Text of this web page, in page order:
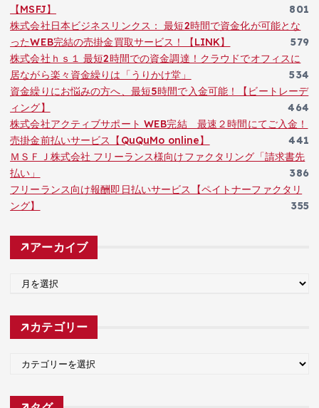
【MSFJ】
801
株式会社日本ビジネスリンクス： 最短2時間で資金化が可能とな
ったWEB完結の売掛金買取サービス！【LINK】
579
株式会社ｈｓ１ 最短2時間での資金調達！クラウドでオフィスに
居ながら楽々資金繰りは「うりかけ堂」
534
資金繰りにお悩みの方へ、最短5時間で入金可能！【ビートレーデ
ィング】
464
株式会社アクティブサポート WEB完結 最速２時間にてご入金！
売掛金前払いサービス【QuQuMo online】
441
ＭＳＦＪ株式会社 フリーランス様向けファクタリング「請求書先
払い」
386
フリーランス向け報酬即日払いサービス【ペイトナーファクタリ
ング】
355
アーカイブ
カ
カテゴリー
ゴ